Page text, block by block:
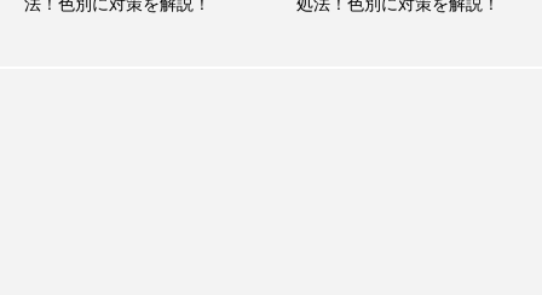
処法！色別に対策を解説！